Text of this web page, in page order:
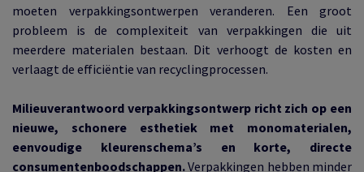
moeten verpakkingsontwerpen veranderen. Een groot
probleem is de complexiteit van verpakkingen die uit
meerdere materialen bestaan. Dit verhoogt de kosten en
verlaagt de efficiëntie van recyclingprocessen.
Milieuverantwoord verpakkingsontwerp richt zich op een
nieuwe, schonere esthetiek met monomaterialen,
eenvoudige kleurenschema’s en korte, directe
consumentenboodschappen.Verpakkingen hebben minder